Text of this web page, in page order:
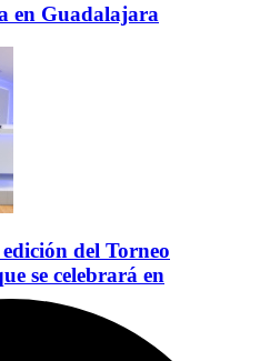
en Guadalajara
del Torneo
se celebrará en